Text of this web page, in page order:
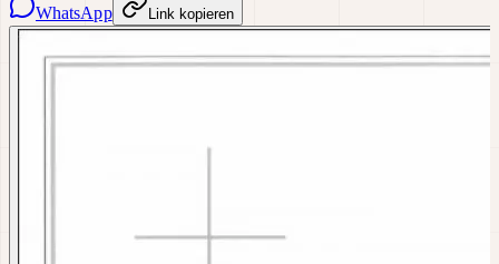
WhatsApp Link kopieren